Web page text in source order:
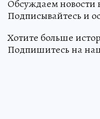
Обсуждаем
Подписывайтесь и
Хотите больше
Подпишитесь на